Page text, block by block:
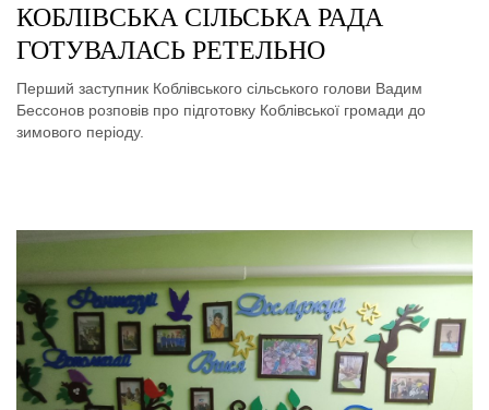
КОБЛІВСЬКА СІЛЬСЬКА РАДА
ГОТУВАЛАСЬ РЕТЕЛЬНО
Перший заступник Коблівського сільського голови Вадим
Бессонов розповів про підготовку Коблівської громади до
зимового періоду.